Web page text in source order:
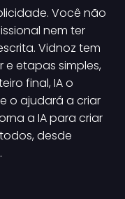
Você não
nem ter
Vidnoz tem
e etapas simples,
final, IA o
o ajudará a criar
a IA para criar
desde